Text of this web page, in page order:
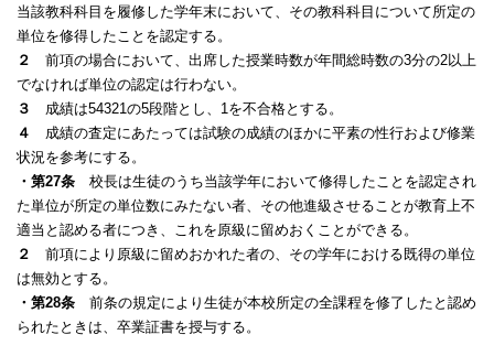
当該教科科目を履修した学年末において、その教科科目について所定の
単位を修得したことを認定する。
２
前項の場合において、出席した授業時数が年間総時数の3分の2以上
でなければ単位の認定は行わない。
３
成績は54321の5段階とし、1を不合格とする。
４
成績の査定にあたっては試験の成績のほかに平素の性行および修業
状況を参考にする。
・第27条 校長は生徒のうち当該学年において修得したことを認定され
た単位が所定の単位数にみたない者、その他進級させることが教育上不
適当と認める者につき、これを原級に留めおくことができる。
２
前項により原級に留めおかれた者の、その学年における既得の単位
は無効とする。
・第28条 前条の規定により生徒が本校所定の全課程を修了したと認め
られたときは、卒業証書を授与する。